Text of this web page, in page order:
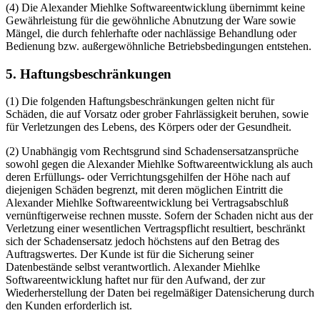
(4) Die Alexander Miehlke Softwareentwicklung übernimmt keine
Gewährleistung für die gewöhnliche Abnutzung der Ware sowie
Mängel, die durch fehlerhafte oder nachlässige Behandlung oder
Bedienung bzw. außergewöhnliche Betriebsbedingungen entstehen.
5. Haftungsbeschränkungen
(1) Die folgenden Haftungsbeschränkungen gelten nicht für
Schäden, die auf Vorsatz oder grober Fahrlässigkeit beruhen, sowie
für Verletzungen des Lebens, des Körpers oder der Gesundheit.
(2) Unabhängig vom Rechtsgrund sind Schadensersatzansprüche
sowohl gegen die Alexander Miehlke Softwareentwicklung als auch
deren Erfüllungs- oder Verrichtungsgehilfen der Höhe nach auf
diejenigen Schäden begrenzt, mit deren möglichen Eintritt die
Alexander Miehlke Softwareentwicklung bei Vertragsabschluß
vernünftigerweise rechnen musste. Sofern der Schaden nicht aus der
Verletzung einer wesentlichen Vertragspflicht resultiert, beschränkt
sich der Schadensersatz jedoch höchstens auf den Betrag des
Auftragswertes. Der Kunde ist für die Sicherung seiner
Datenbestände selbst verantwortlich. Alexander Miehlke
Softwareentwicklung haftet nur für den Aufwand, der zur
Wiederherstellung der Daten bei regelmäßiger Datensicherung durch
den Kunden erforderlich ist.